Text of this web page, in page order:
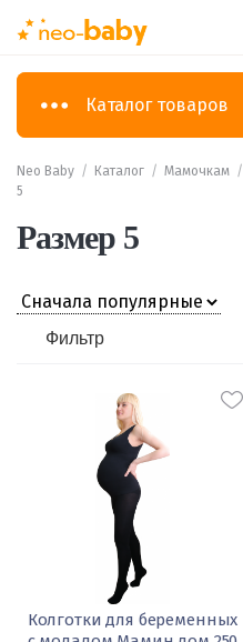
Каталог товаров
Neo Baby / Каталог / Мамочкам /
5
Размер 5
Фильтр
Колготки для беременных